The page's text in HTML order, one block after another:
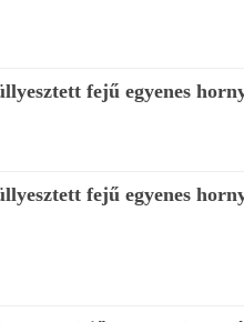
fejű egyenes
fejű egyenes